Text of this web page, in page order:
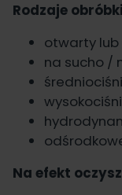
Rodzaje
otwarty lub
na sucho /
Na efekt